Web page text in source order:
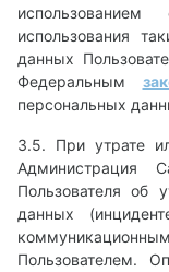
использования
данных
Федеральным
персональных
3.5. При утрате
Администрация
Пользователя об
данных
Пользователем.